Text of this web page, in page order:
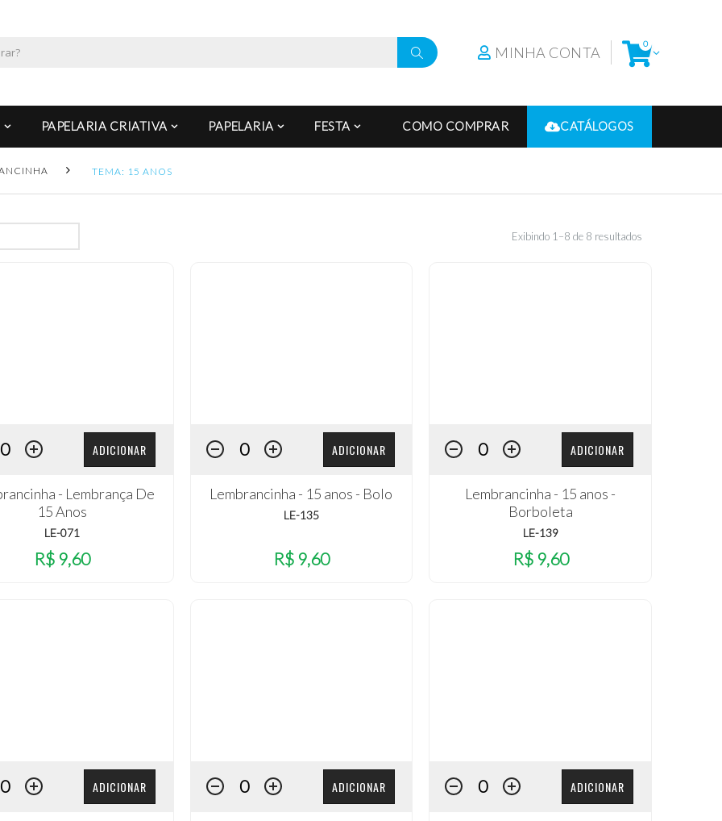
MINHA CONTA 0
PAPELARIA CRIATIVA PAPELARIA FESTA COMO COMPRAR CATÁLOGOS
TEMA: 15 ANOS
Exibindo 1–8 de 8 resultados
ADICIONAR
- Lembrança De
15 Anos
LE-071
R$ 9,60
ADICIONAR
Lembrancinha - 15 anos - Bolo
LE-135
R$ 9,60
ADICIONAR
Lembrancinha - 15 anos -
Borboleta
LE-139
R$ 9,60
ADICIONAR ADICIONAR ADICIONAR